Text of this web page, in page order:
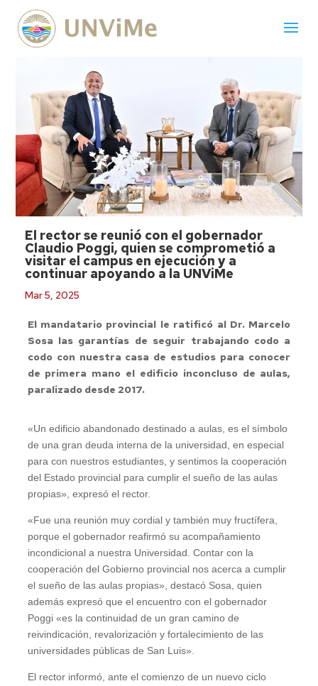
El rector se reunió con el gobernador
Claudio Poggi, quien se comprometió a
visitar el campus en ejecución y a
continuar apoyando a la UNViMe
Mar 5, 2025
El mandatario provincial le ratificó al Dr. Marcelo
Sosa las garantías de seguir trabajando codo a
codo con nuestra casa de estudios para conocer
de primera mano el edificio inconcluso de aulas,
paralizado desde 2017.
«Un edificio abandonado destinado a aulas, es el símbolo
de una gran deuda interna de la universidad, en especial
para con nuestros estudiantes, y sentimos la cooperación
del Estado provincial para cumplir el sueño de las aulas
propias», expresó el rector.
«Fue una reunión muy cordial y también muy fructífera,
porque el gobernador reafirmó su acompañamiento
incondicional a nuestra Universidad. Contar con la
cooperación del Gobierno provincial nos acerca a cumplir
el sueño de las aulas propias», destacó Sosa, quien
además expresó que el encuentro con el gobernador
Poggi «es la continuidad de un gran camino de
reivindicación, revalorización y fortalecimiento de las
universidades públicas de San Luis».
El rector informó, ante el comienzo de un nuevo ciclo